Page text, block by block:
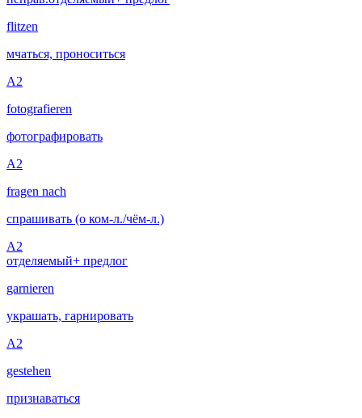
flitzen
мчаться, проноситься
A2
fotografieren
фотографировать
A2
fragen nach
спрашивать (о ком-л./чём-л.)
A2
отделяемый+ предлог
garnieren
украшать, гарнировать
A2
gestehen
признаваться